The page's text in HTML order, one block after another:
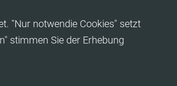
"Nur notwendie Cookies" setzt
stimmen Sie der Erhebung